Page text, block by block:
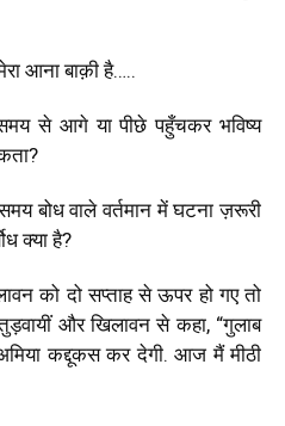
आना बाक़ी है…..
से आगे या पीछे पहुँचकर भविष्य
बोध वाले वर्तमान में घटना ज़रूरी
क्या है?
को दो सप्ताह से ऊपर हो गए तो
और खिलावन से कहा, “गुलाब
कद्दूकस कर देगी. आज मैं मीठी